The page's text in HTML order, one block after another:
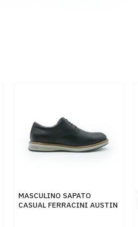
MASCULINO SAPATO
CASUAL FERRACINI AUSTIN